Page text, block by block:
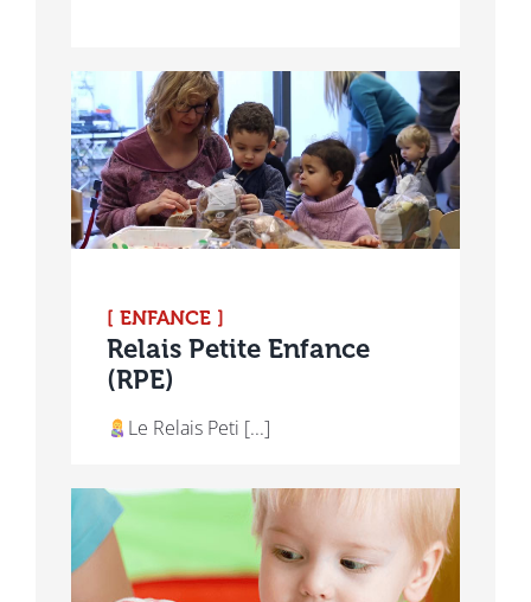
[ ENFANCE ]
Relais Petite Enfance
(RPE)
Le Relais Peti [...]